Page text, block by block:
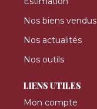
Nos biens vendus
Nos actualités
Nos outils
LIENS UTILES
Mon compte